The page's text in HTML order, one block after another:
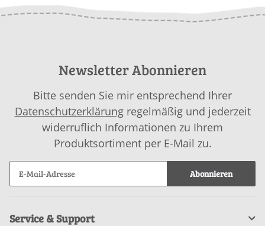
Newsletter Abonnieren
Bitte senden Sie mir entsprechend Ihrer
Datenschutzerklärungregelmäßig und jederzeit
widerruflich Informationen zu Ihrem
Produktsortiment per E-Mail zu.
Abonnieren
Service & Support